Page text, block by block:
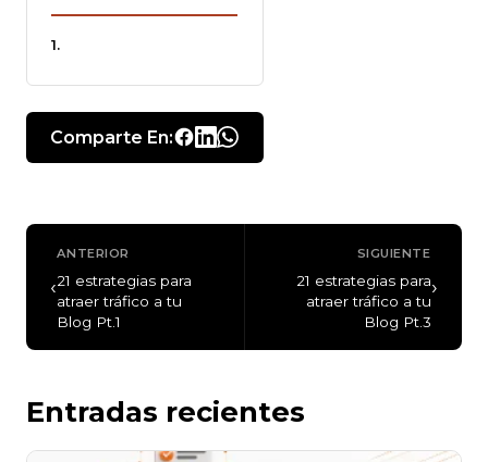
Comparte En:
‹
ANTERIOR
21 estrategias para
atraer tráfico a tu
Blog Pt.1
SIGUIENTE
21 estrategias para
atraer tráfico a tu
Blog Pt.3
›
Entradas recientes